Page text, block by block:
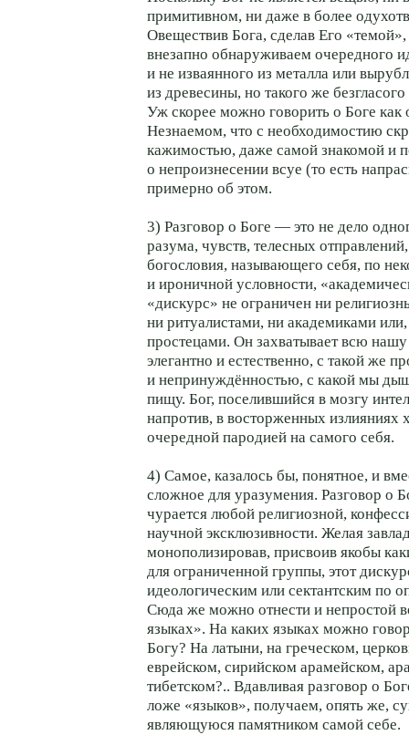
примитивном, ни даже в более
Овеществив Бога, сделав Его
внезапно обнаруживаем очередного
и не изваянного из металла или
из древесины, но такого же
Уж скорее можно говорить о Боге как
Незнаемом, что с необходимостию
кажимостью, даже самой знакомой и
о непроизнесении всуе (то есть
примерно об этом.
3) Разговор о Боге — это не дело
разума, чувств, телесных
богословия, называющего себя, по
и ироничной условности,
«дискурс» не ограничен ни
ни ритуалистами, ни академиками
простецами. Он захватывает всю
элегантно и естественно, с такой же
и непринуждённостью, с какой мы
пищу. Бог, поселившийся в мозгу
напротив, в восторженных излияниях
очередной пародией на самого себя.
4) Самое, казалось бы, понятное, и
сложное для уразумения. Разговор о
чурается любой религиозной,
научной эксклюзивности. Желая
монополизировав, присвоив якобы
для ограниченной группы, этот
идеологическим или сектантским по
Сюда же можно отнести и непростой
языках». На каких языках можно
Богу? На латыни, на греческом,
еврейском, сирийском арамейском,
тибетском?.. Вдавливая разговор о
ложе «языков», получаем, опять же,
являющуюся памятником самой себе.